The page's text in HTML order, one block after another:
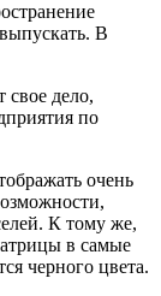
В
свое дело,
по
очень
К тому же,
в самые
черного цвета.